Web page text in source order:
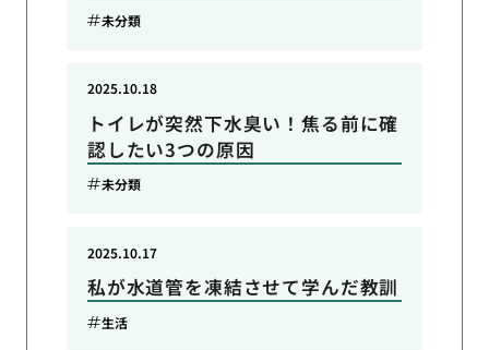
未分類
トイレが突然下水臭い！焦る前に確
認したい3つの原因
2025.10.18
未分類
私が水道管を凍結させて学んだ教訓
2025.10.17
生活